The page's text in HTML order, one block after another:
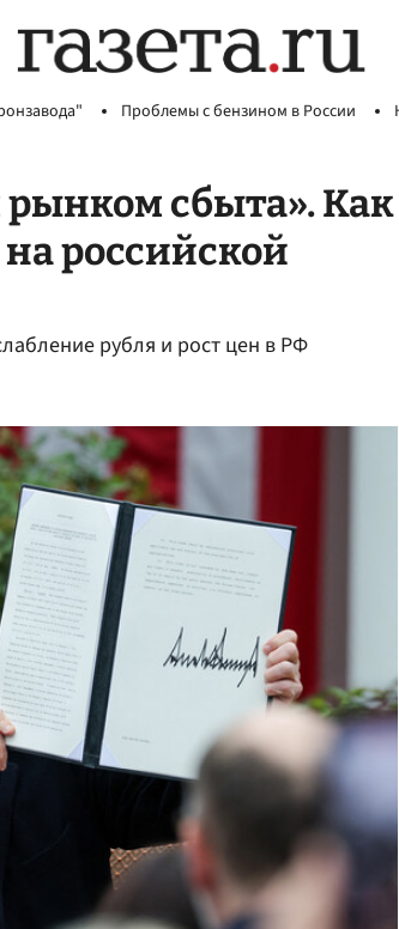
Проблемы с бензином в России
сбыта». Как
российской
рубля и рост цен в РФ